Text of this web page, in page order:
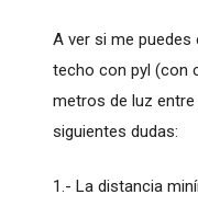
A ver si me puedes
techo con pyl (con
metros de luz
siguientes dudas:
1.- La distancia